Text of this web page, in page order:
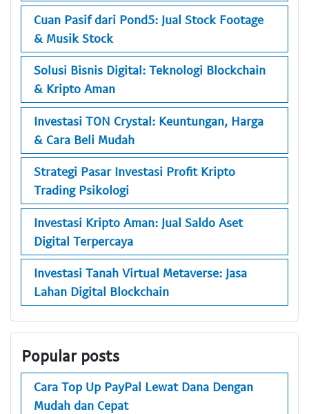
Cuan Pasif dari Pond5: Jual Stock Footage
& Musik Stock
Solusi Bisnis Digital: Teknologi Blockchain
& Kripto Aman
Investasi TON Crystal: Keuntungan, Harga
& Cara Beli Mudah
Strategi Pasar Investasi Profit Kripto
Trading Psikologi
Investasi Kripto Aman: Jual Saldo Aset
Digital Terpercaya
Investasi Tanah Virtual Metaverse: Jasa
Lahan Digital Blockchain
Popular posts
Cara Top Up PayPal Lewat Dana Dengan
Mudah dan Cepat